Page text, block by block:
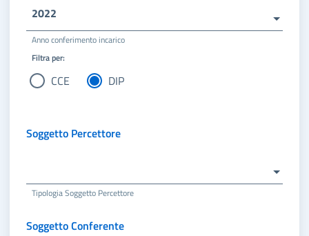
2022
Anno conferimento incarico
Filtra per:
CCE DIP
Soggetto Percettore
Tipologia Soggetto Percettore
Soggetto Conferente